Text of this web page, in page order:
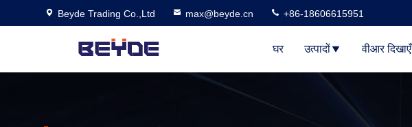
Beyde Trading Co.,Ltd max@beyde.cn +86-18606615951
घर उत्पादों वीआर दिखाएँ